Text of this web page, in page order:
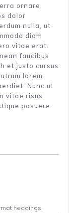
ornare,
dolor
nulla, ut
diam
vitae erat.
faucibus
et justo cursus
lorem
Nunc ut
vitae risus
posuere.
headings,